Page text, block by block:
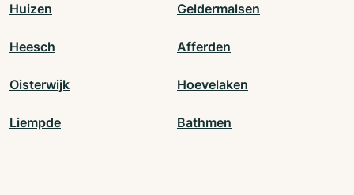
Huizen Geldermalsen
Heesch Afferden
Oisterwijk Hoevelaken
Liempde Bathmen